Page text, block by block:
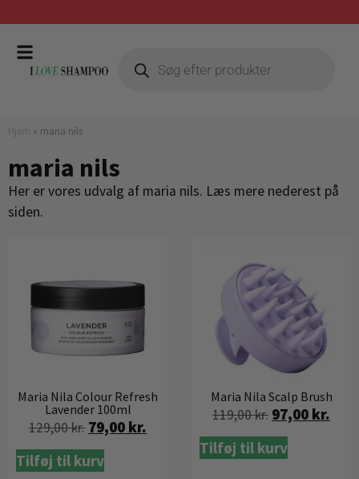
Gratis fragt ved køb over 399,-
» maria nils
maria nils
Her er vores udvalg af maria nils. Læs mere nederest på
siden.
Maria Nila Colour Refresh
Lavender 100ml
129,00kr. 79,00 kr.
Tilføj til kurv
Maria Nila Scalp Brush
119,00kr. 97,00 kr.
Tilføj til kurv